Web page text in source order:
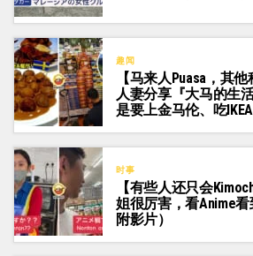
趣闻
【马来人Puasa，其
人妻分享『大马的生
是要上金马伦、吃
时事
【有些人还只会
姐很厉害，看Anime
附影片）